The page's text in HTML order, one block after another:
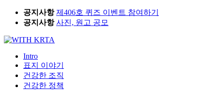
Skip
content
공지사항 제406호 퀴즈 이벤트 참여하기
공지사항 사진, 원고 공모
Intro
표지 이야기
건강한 조직
건강한 정책